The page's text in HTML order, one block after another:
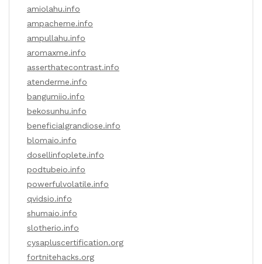
amiolahu.info
ampacheme.info
ampullahu.info
aromaxme.info
asserthatecontrast.info
atenderme.info
bangumiio.info
bekosunhu.info
beneficialgrandiose.info
blomaio.info
dosellinfoplete.info
podtubeio.info
powerfulvolatile.info
qvidsio.info
shumaio.info
slotherio.info
cysapluscertification.org
fortnitehacks.org